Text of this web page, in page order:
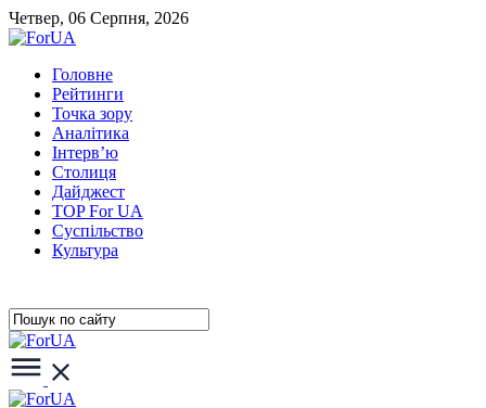
Четвер, 06 Серпня, 2026
Головне
Рейтинги
Точка зору
Аналітика
Інтерв’ю
Столиця
Дайджест
TOP For UA
Суспiльство
Культура